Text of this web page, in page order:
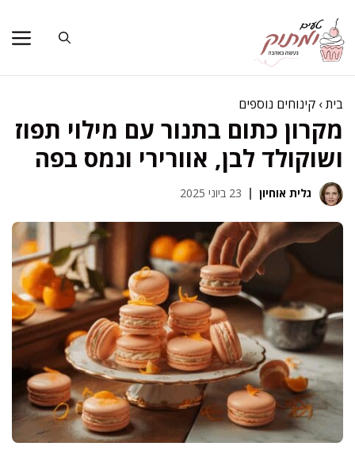
לתוכן
בית› קינוחים נוספים
מקרון כתום בתנור עם מילוי תפוז
ושוקולד לבן, אוורירי ונמס בפה
גלית אוחיון 23 ביוני 2025